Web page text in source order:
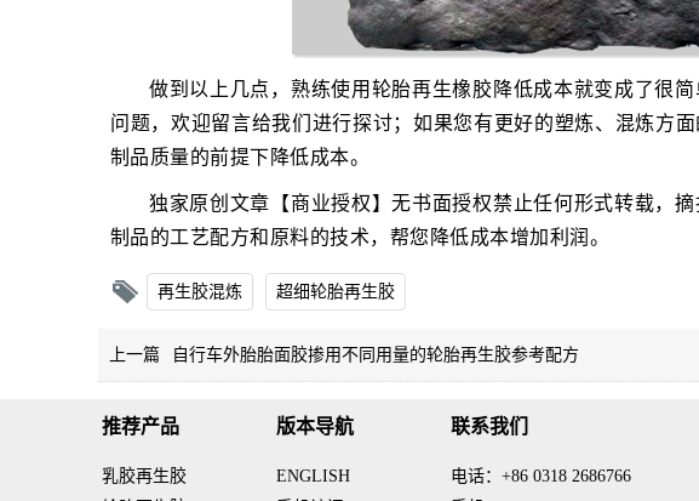
做到以上几点，熟练使用轮胎再生橡胶降低成本就变成了很
问题，欢迎留言给我们进行探讨；如果您有更好的塑炼、混炼方
制品质量的前提下降低成本。
独家原创文章【商业授权】无书面授权禁止任何形式转载，
制品的工艺配方和原料的技术，帮您降低成本增加利润。
再生胶混炼 超细轮胎再生胶
上一篇 自行车外胎胎面胶掺用不同用量的轮胎再生胶参考配方
推荐产品
乳胶再生胶
版本导航
ENGLISH
联系我们
电话：+86 0318 2686766